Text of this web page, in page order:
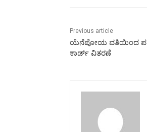
Previous article
ಯೆನೆಪೋಯ ವತಿಯಿಂದ
ಕಾರ್ಡ್ ವಿತರಣೆ